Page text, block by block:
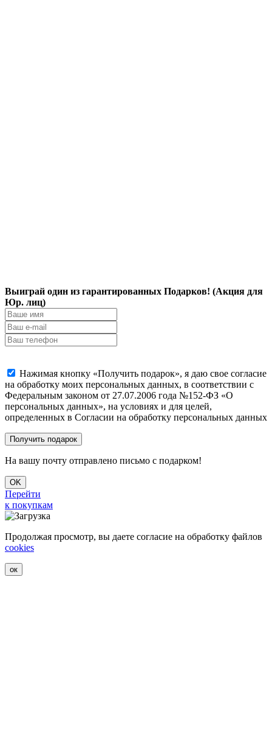
Выиграй один из гарантированных Подарков! (Акция для
Юр. лиц)
Нажимая кнопку «Получить подарок», я даю свое согласие
на обработку моих персональных данных, в соответствии с
Федеральным законом от 27.07.2006 года №152-ФЗ «О
персональных данных», на условиях и для целей,
определенных в Согласии на обработку персональных данных
На вашу почту отправлено письмо с подарком!
OK
Перейти
к покупкам
Продолжая просмотр, вы даете согласие на обработку файлов
cookies
ок